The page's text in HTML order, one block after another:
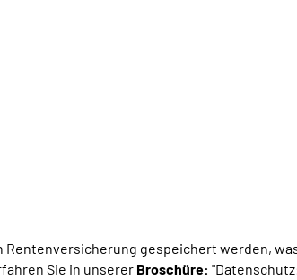
Rentenversicherung gespeichert werden,
Sie in unserer Broschüre: